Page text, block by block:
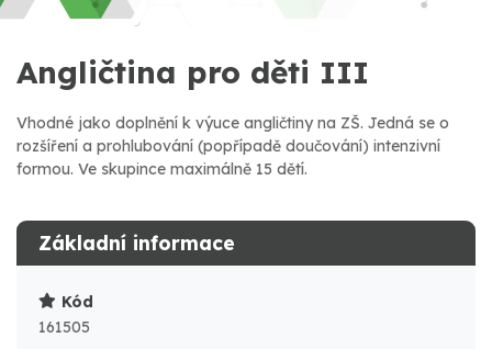
Angličtina pro děti III
Vhodné jako doplnění k výuce angličtiny na ZŠ. Jedná se o
rozšíření a prohlubování (popřípadě doučování) intenzivní
formou. Ve skupince maximálně 15 dětí.
Základní informace
Kód
161505